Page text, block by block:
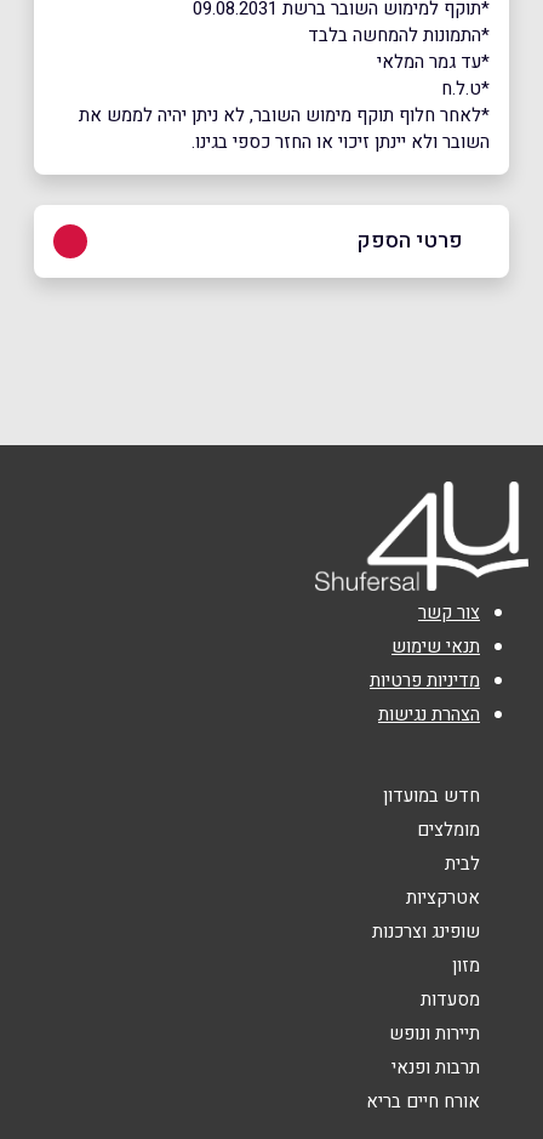
*תוקף למימוש השובר ברשת 09.08.2031
*התמונות להמחשה בלבד
*עד גמר המלאי
*ט.ל.ח
*לאחר חלוף תוקף מימוש השובר, לא ניתן יהיה לממש את
השובר ולא יינתן זיכוי או החזר כספי בגינו.
פרטי הספק
טלפון*
אימייל*
נושא*
אנא חזרו אלי בקשר ל...
צור קשר
תנאי שימוש
מדיניות פרטיות
הצהרת נגישות
חדש במועדון
מומלצים
לבית
אטרקציות
שופינג וצרכנות
מזון
מסעדות
תיירות ונופש
תרבות ופנאי
אורח חיים בריא